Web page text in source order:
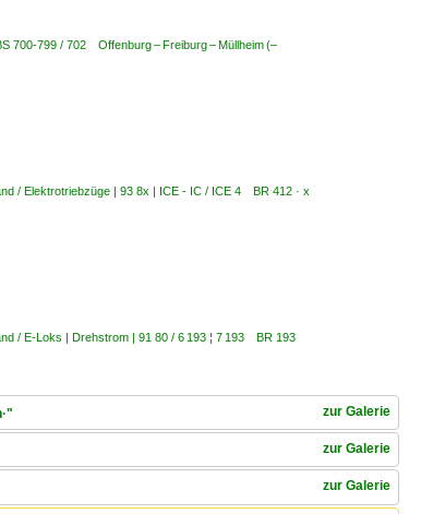
700-799 / 702 Offenburg – Freiburg – Müllheim (–
/ Elektrotriebzüge | 93 8x | ICE - IC / ICE 4 BR 412 · x
/ E-Loks | Drehstrom | 91 80 / 6 193 ¦ 7 193 BR 193
zur Galerie
zur Galerie
zur Galerie